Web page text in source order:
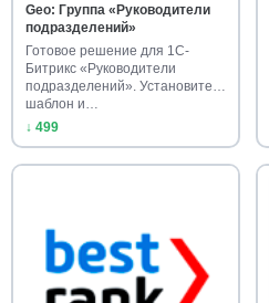
Geo: Группа «Руководители
подразделений»
Готовое решение для 1С-
Битрикс «Руководители
подразделений». Установите
шаблон и…
↓ 499